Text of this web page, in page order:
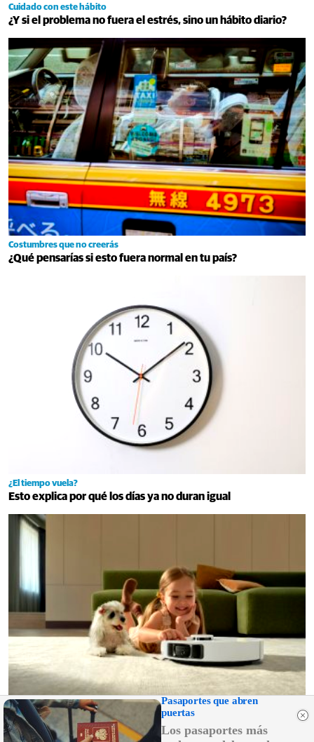
Cuidado con este hábito
¿Y si el problema no fuera el estrés, sino un hábito diario?
Costumbres que no creerás
¿Qué pensarías si esto fuera normal en tu país?
¿El tiempo vuela?
Esto explica por qué los días ya no duran igual
El aliado para tu hogar
Limpieza inteligente que te ahorra tiempo y esfuerzo
Pasaportes que abren
puertas
Los pasaportes más